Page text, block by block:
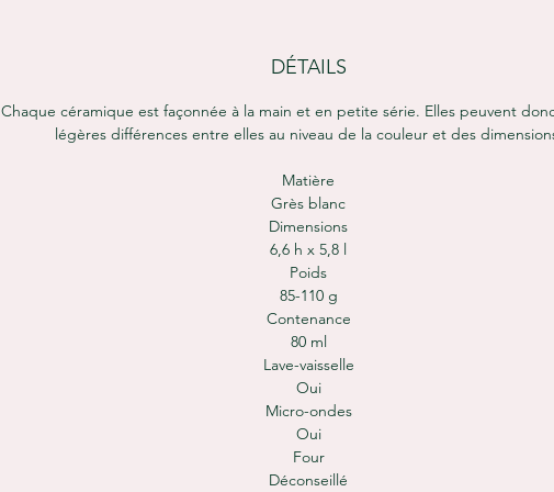
DÉTAILS
Chaque céramique est façonnée à la main et en petite série. Elles peuvent
légères différences entre elles au niveau de la couleur et des
Matière
Grès blanc
Dimensions
6,6 h x 5,8 l
Poids
85-110 g
Contenance
80 ml
Lave-vaisselle
Oui
Micro-ondes
Oui
Four
Déconseillé